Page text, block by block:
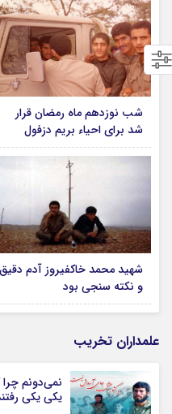
شب نوزدهم ماه رمضان قرار
شد برای احیاء بریم دزفول
شهید محمد خاکفیروز آدم دقیق
و نکته سنجی بود
علمداران تخریب
نمی‌دونم
یکی یکی